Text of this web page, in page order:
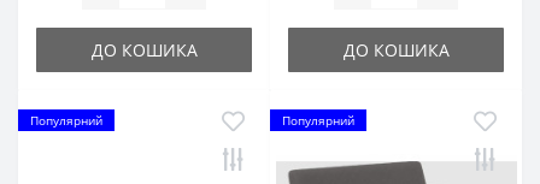
ДО КОШИКА ДО КОШИКА
Популярний Популярний